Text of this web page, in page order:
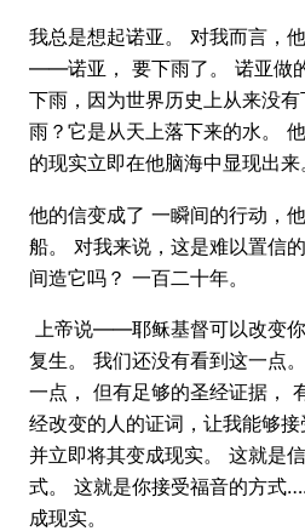
我总是想起诺亚。 对我而言，
——诺亚， 要下雨了。 诺亚做
下雨，因为世界历史上从来没
雨？它是从天上落下来的水。
的现实立即在他脑海中显现出来
他的信变成了 一瞬间的行动，
船。 对我来说，这是难以置信
间造它吗？ 一百二十年。
上帝说——耶稣基督可以改变
复生。 我们还没有看到这一点
一点， 但有足够的圣经证据，
经改变的人的证词，让我能够接
并立即将其变成现实。 这就是
式。 这就是你接受福音的方式
成现实。